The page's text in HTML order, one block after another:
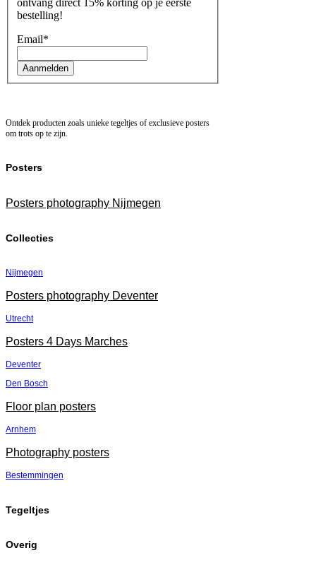
bestelling!
Email*
Aanmelden
Ontdek producten zoals unieke tegeltjes of exclusieve posters
om trots op te zijn.
Posters
Posters photography Nijmegen
Collecties
Nijmegen
Posters photography Deventer
Utrecht
Posters 4 Days Marches
Deventer
Den Bosch
Floor plan posters
Arnhem
Photography posters
Bestemmingen
Tegeltjes
Overig